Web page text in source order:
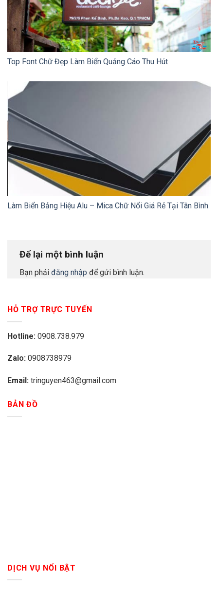
Top Font Chữ Đẹp Làm Biển Quảng Cáo Thu Hút
Làm Biển Bảng Hiệu Alu – Mica Chữ Nổi Giá Rẻ Tại Tân Bình
Để lại một bình luận
Bạn phải đăng nhập để gửi bình luận.
HỖ TRỢ TRỰC TUYẾN
Hotline: 0908.738.979
Zalo: 0908738979
Email: tringuyen463@gmail.com
BẢN ĐỒ
DỊCH VỤ NỔI BẬT